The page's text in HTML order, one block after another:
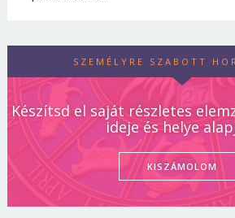
SZEMÉLYRE SZABOTT
Készítsd el saját részletes
ideje és helye
KISZÁMOLOM